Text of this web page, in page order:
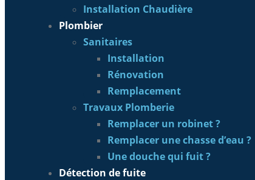
Installation Chaudière
Plombier
Sanitaires
Installation
Rénovation
Remplacement
Travaux Plomberie
Remplacer un robinet ?
Remplacer une chasse d’eau ?
Une douche qui fuit ?
Détection de fuite